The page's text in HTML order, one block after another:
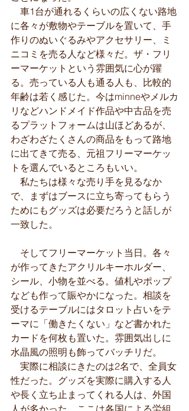
車1台が通れるくらいの広くない路地
に各々が敷物やテーブルを置いて、手
作りのぬいぐるみやアクセサリー、ミ
ニコミを売る人など様々だ。ザ・フリ
ーマーケットという雰囲気に心が躍
る。売っている人も通る人も、比較的
年齢は若く感じた。今はminneやメルカ
リなどハンドメイド作品や中古品を売
るプラットフォームは山ほどあるが、
わざわざたくさんの商品をもって路地
に出てきて売る、元祖フリーマーケッ
トを選んでいるところもいい。
私たちは様々な売り手を見るなか
で、まずはブースに立ち寄ってもらう
ためにもグッズは必要だろうと話しが
一致した。
そしてフリーマーケット当日。各々
が作ってきたアクリルキーホルダー、
シール、小物を並べる。値札やポップ
なども作って賑やかになった。相談を
受けるテーブルにはタロット占いをテ
ーマに「働きたくない」など書かれた
カードを何枚も置いた。雰囲気出しに
水晶風の照明も飾ってバッチリだ。
実際に相談にきたのは2名で、全員女
性だった。グッズを実際に購入する人
や長く立ち止まってくれる人は、外国
人が多かった。ここは各国による労組